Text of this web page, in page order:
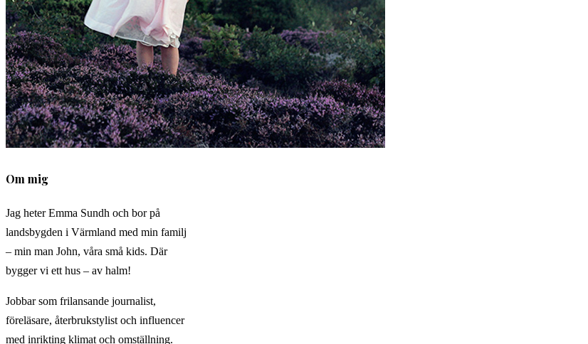
Om mig
Jag heter Emma Sundh och bor på
landsbygden i Värmland med min familj
– min man John, våra små kids. Där
bygger vi ett hus – av halm!
Jobbar som frilansande journalist,
föreläsare, återbrukstylist och influencer
med inrikting klimat och omställning.